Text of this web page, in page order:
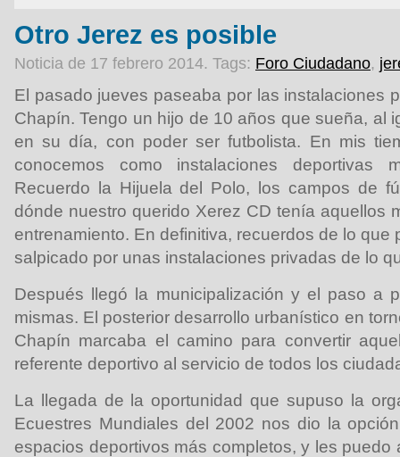
Otro Jerez es posible
Noticia de 17 febrero 2014. Tags: Foro Ciudadano,
El pasado jueves paseaba por las instalaciones
Chapín. Tengo un hijo de 10 años que sueña, al
en su día, con poder ser futbolista. En mis
conocemos como instalaciones deportivas
Recuerdo la Hijuela del Polo, los campos de
dónde nuestro querido Xerez CD tenía aquellos
entrenamiento. En definitiva, recuerdos de lo que
salpicado por unas instalaciones privadas de lo
Después llegó la municipalización y el paso a
mismas. El posterior desarrollo urbanístico en
Chapín marcaba el camino para convertir
referente deportivo al servicio de todos los
La llegada de la oportunidad que supuso la
Ecuestres Mundiales del 2002 nos dio la
espacios deportivos más completos, y les puedo